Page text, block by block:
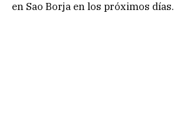
en Sao Borja en los próximos días.